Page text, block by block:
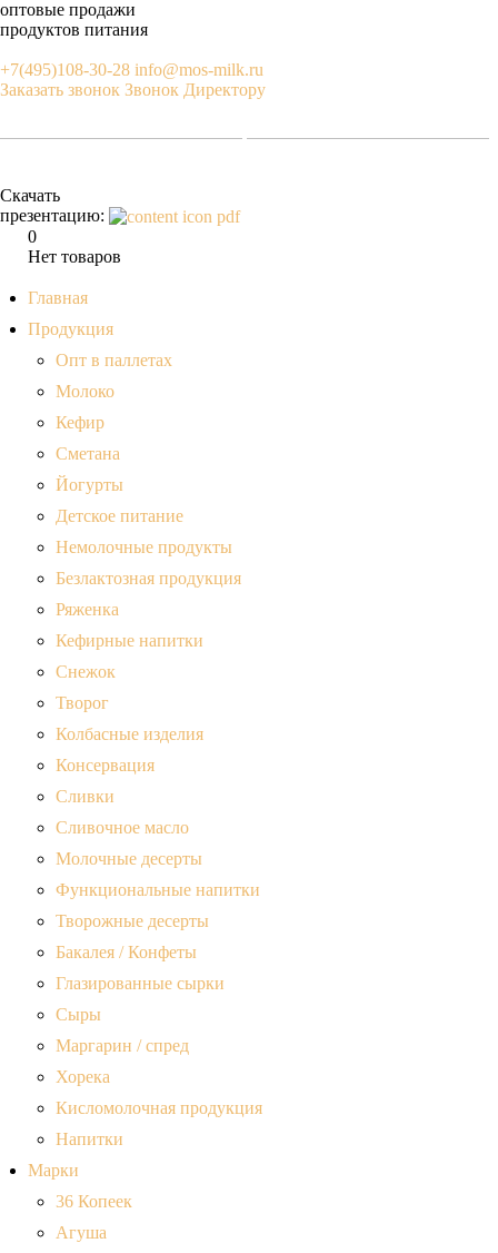
оптовые продажи
продуктов питания
+7(495)108-30-28 info@mos-milk.ru
Заказать звонок Звонок Директору
Скачать
презентацию:
0
Нет товаров
Главная
Продукция
Опт в паллетах
Молоко
Кефир
Сметана
Йогурты
Детское питание
Немолочные продукты
Безлактозная продукция
Ряженка
Кефирные напитки
Снежок
Творог
Колбасные изделия
Консервация
Сливки
Сливочное масло
Молочные десерты
Функциональные напитки
Творожные десерты
Бакалея / Конфеты
Глазированные сырки
Сыры
Маргарин / спред
Хорека
Кисломолочная продукция
Напитки
Марки
36 Копеек
Агуша